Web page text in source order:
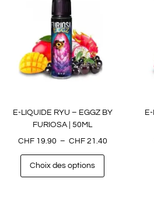
E-LIQUIDE RYU – EGGZ BY
FURIOSA | 50ML
CHF19.90 – CHF21.40
Choix des options